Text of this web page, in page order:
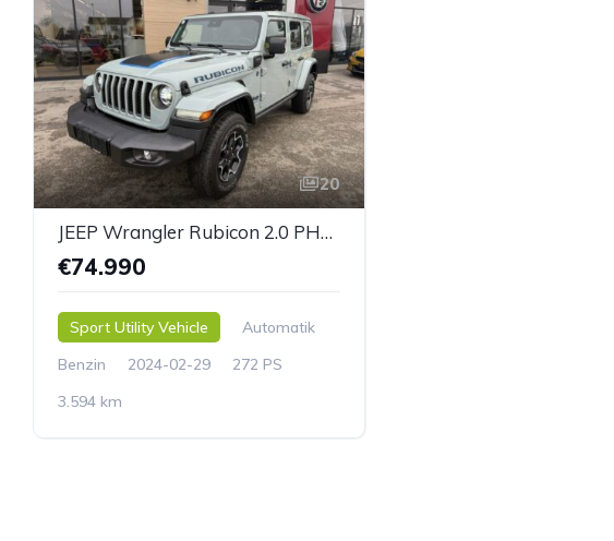
20
JEEP Wrangler Rubicon 2.0 PHEV 380 PS AT 4xe
€74.990
Sport Utility Vehicle
Automatik
Benzin
2024-02-29
272 PS
3.594 km